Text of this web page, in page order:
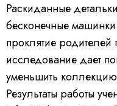
Раскиданные
бесконечные
проклятие
исследование дает
уменьшить
Результаты работы